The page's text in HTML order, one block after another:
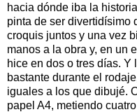
hacia dónde iba la
pinta de ser divertidísimo
croquis juntos y una vez
manos a la obra y, en un
hice en dos o tres días. Y
bastante durante el
iguales a los que dibujé.
papel A4, metiendo